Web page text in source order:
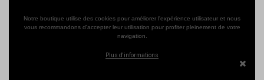
Notre boutique utilise des cookies pour améliorer l'expérience utilisateur et nous
vous recommandons d'accepter leur utilisation pour profiter pleinement de votre
navigation.
Plus d'informations